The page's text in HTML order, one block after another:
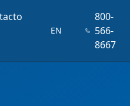
EN
800-
566-
8667